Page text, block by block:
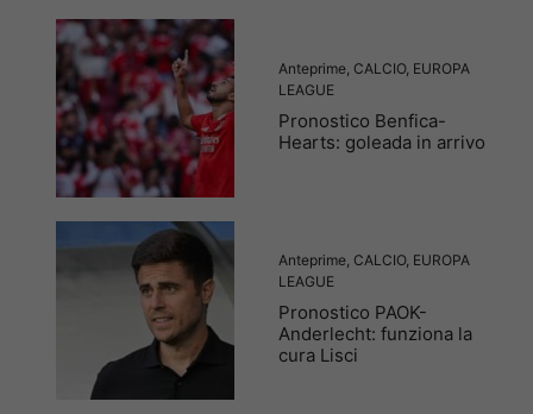
Anteprime CALCIO, EUROPA
LEAGUE
Pronostico Benfica-
Hearts: goleada in arrivo
Anteprime CALCIO, EUROPA
LEAGUE
Pronostico PAOK-
Anderlecht: funziona la
cura Lisci